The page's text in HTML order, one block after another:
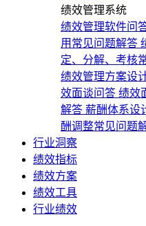
绩效管理系统
绩效管理软件问
用常见问题解答
定、分解、考核
绩效管理方案设
效面谈问答 绩效
解答 薪酬体系设
酬调整常见问题
行业洞察
绩效指标
绩效方案
绩效工具
行业绩效